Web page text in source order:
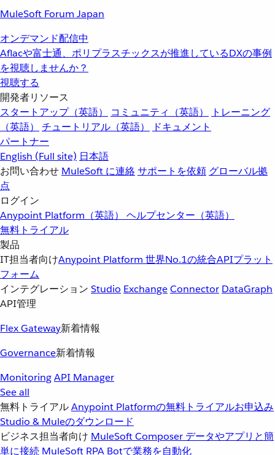
MuleSoft Forum Japan
オンデマンド配信中
Aflacや富士通、ポリプラスチックスが推進しているDXの事例
を視聴しませんか？
視聴する
開発者リソース
スタートアップ（英語）
コミュニティ（英語）
トレーニング
（英語）
チュートリアル（英語）
ドキュメント
パートナー
English (Full site) 日本語
お問い合わせ MuleSoft に連絡サポートを依頼 グローバル拠
点
ログイン
Anypoint Platform（英語） ヘルプセンター（英語）
無料トライアル
製品
IT担当者向けAnypoint Platform 世界No.1の統合APIプラット
フォーム
インテグレーション Studio ExchangeConnector DataGraph
API管理
Flex Gateway新着情報
Governance新着情報
MonitoringAPI Manager
See all
無料トライアルAnypoint Platformの無料トライアルお申込み
Studio & Muleのダウンロード
ビジネス担当者向け MuleSoft Composer データやアプリと簡
単に接続 MuleSoft RPA Botで業務を自動化